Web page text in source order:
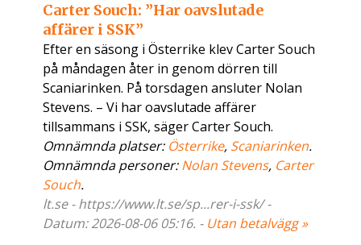
Carter Souch: ”Har oavslutade
affärer i SSK”
Efter en säsong i Österrike klev Carter Souch
på måndagen åter in genom dörren till
Scaniarinken. På torsdagen ansluter Nolan
Stevens. – Vi har oavslutade affärer
tillsammans i SSK, säger Carter Souch.
Omnämnda platser: Österrike, Scaniarinken.
Omnämnda personer:Nolan Stevens, Carter
Souch.
lt.se - https://www.lt.se/sp...rer-i-ssk/ -
Datum: 2026-08-06 05:16. - Utan betalvägg »